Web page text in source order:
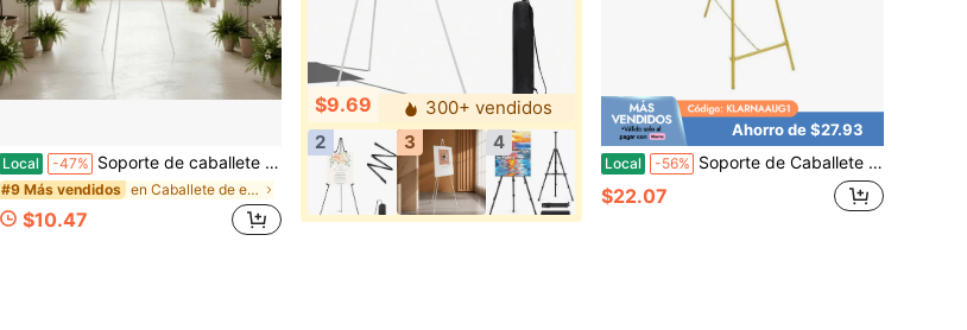
Local -47% Soporte de caballete metálico portátil y ajustable, soporte de trípode plegable de 66.14 pulgadas para carteles de boda, decoraciones de baby shower, carteles de póster, carteles de espuma, pinturas en lienzo, exhibiciones de fotos, carteles publicitarios, exhibiciones de exposiciones,
#9 Más vendidos en Caballete de exhibición
$10.47
$9.69
300+ vendidos
2
3 4
Ahorro de $27.93
Local -56% Soporte de Caballete de Exhibición de Suelo Soporte de Caballete de Exhibición para Bodas
$22.07